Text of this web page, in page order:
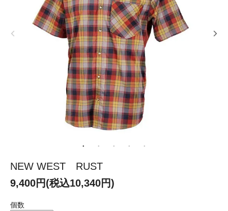
NEW WEST RUST
9,400円(税込10,340円)
個数